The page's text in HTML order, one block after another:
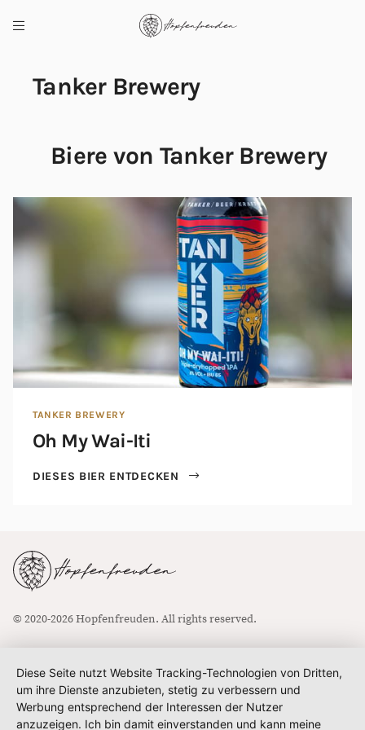
Tanker Brewery
Biere von Tanker Brewery
TANKER BREWERY
Oh My Wai-Iti
DIESES BIER ENTDECKEN
© 2020-2026 Hopfenfreuden. All rights reserved.
Diese Seite nutzt Website Tracking-Technologien von Dritten,
um ihre Dienste anzubieten, stetig zu verbessern und
Werbung entsprechend der Interessen der Nutzer
anzuzeigen. Ich bin damit einverstanden und kann meine